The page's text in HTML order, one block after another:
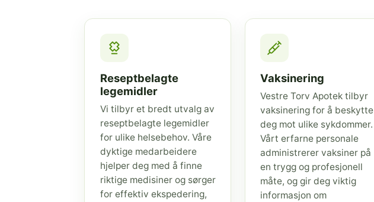
Reseptbelagte
legemidler
Vi tilbyr et bredt utvalg av
reseptbelagte legemidler
for ulike helsebehov. Våre
dyktige medarbeidere
hjelper deg med å finne
riktige medisiner og sørger
for effektiv ekspedering,
Vaksinering
Vestre Torv Apotek tilbyr
vaksinering for å beskytte
deg mot ulike sykdommer.
Vårt erfarne personale
administrerer vaksiner på
en trygg og profesjonell
måte, og gir deg viktig
informasjon om